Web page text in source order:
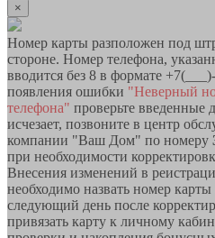
×
Номер карты разположен под
стороне. Номер телефона,
вводится без 8 в формате
появления ошибки "Неверный
телефона" проверьте введенные
исчезает, позвоните в центр
компании "Ваш Дом" по номеру
при необходимости
Внесения изменений в
необходимо назвать номер
следующий день после
привязать карту к личному